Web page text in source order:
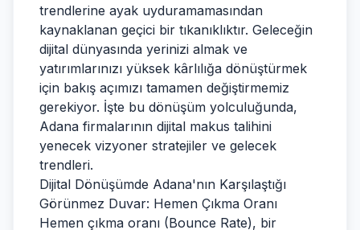
trendlerine ayak uyduramamasından
kaynaklanan geçici bir tıkanıklıktır. Geleceğin
dijital dünyasında yerinizi almak ve
yatırımlarınızı yüksek kârlılığa dönüştürmek
için bakış açımızı tamamen değiştirmemiz
gerekiyor. İşte bu dönüşüm yolculuğunda,
Adana firmalarının dijital makus talihini
yenecek vizyoner stratejiler ve gelecek
trendleri.
Dijital Dönüşümde Adana'nın Karşılaştığı
Görünmez Duvar: Hemen Çıkma Oranı
Hemen çıkma oranı (Bounce Rate), bir